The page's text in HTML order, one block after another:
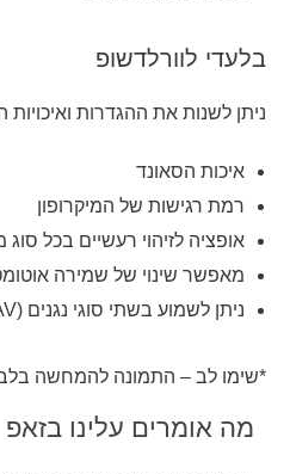
בלעדי לוורלדשופ
ניתן לשנות את ההגדרות ואיכויות
איכות הסאונד
רמת רגישות של המיקרופון
אופציה לזיהוי רעשיים בכל סוג
מאפשר שינוי של שמירה
ניתן לשמוע בשתי סוגי נגנים (WAV או MP3)
*שימו לב – התמונה להמחשה
מה אומרים עלינו בזאפ